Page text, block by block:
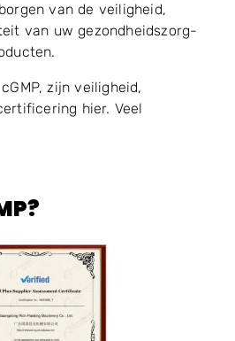
van de veiligheid,
van uw gezondheidszorg-
zijn veiligheid,
hier. Veel
?